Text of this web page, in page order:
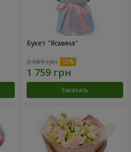
Букет "Ясмина"
2 069 грн
Заказать